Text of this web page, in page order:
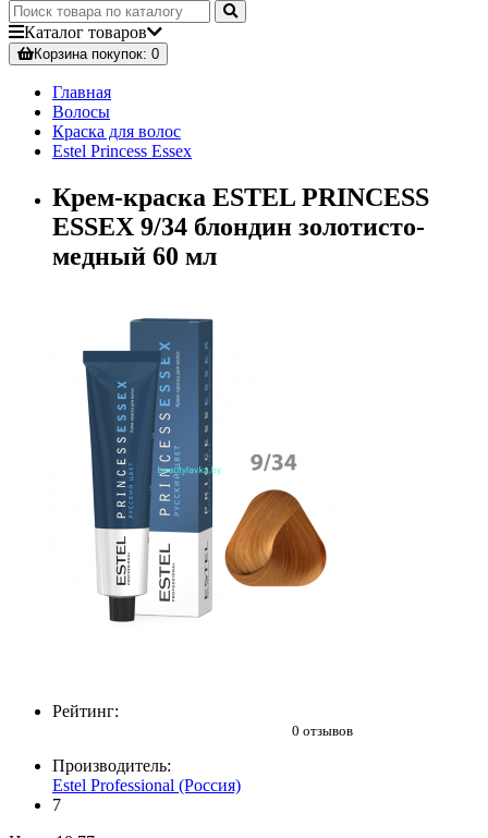
Каталог товаров
Корзинапокупок: 0
Главная
Волосы
Краска для волос
Estel Princess Essex
Крем-краска ESTEL PRINCESS
ESSEX 9/34 блондин золотисто-
медный 60 мл
Рейтинг:
0 отзывов
Производитель:
Estel Professional (Россия)
7